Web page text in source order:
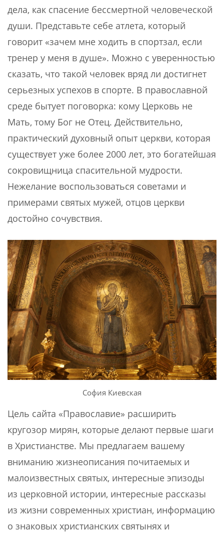
дела, как спасение бессмертной человеческой
души. Представьте себе атлета, который
говорит «зачем мне ходить в спортзал, если
тренер у меня в душе». Можно с уверенностью
сказать, что такой человек вряд ли достигнет
серьезных успехов в спорте. В православной
среде бытует поговорка: кому Церковь не
Мать, тому Бог не Отец. Действительно,
практический духовный опыт церкви, которая
существует уже более 2000 лет, это богатейшая
сокровищница спасительной мудрости.
Нежелание воспользоваться советами и
примерами святых мужей, отцов церкви
достойно сочувствия.
София Киевская
Цель сайта «Православие» расширить
кругозор мирян, которые делают первые шаги
в Христианстве. Мы предлагаем вашему
вниманию жизнеописания почитаемых и
малоизвестных святых, интересные эпизоды
из церковной истории, интересные рассказы
из жизни современных христиан, информацию
о знаковых христианских святынях и